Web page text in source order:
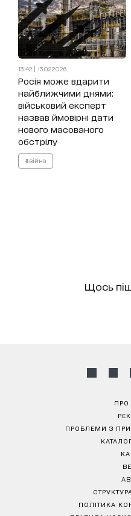
13:42 | 13.02.2026
Росія може вдарити
найближчими днями:
військовий експерт
назвав ймовірні дати
нового масованого
обстрілу
#війна
Щось
ПРО
ПРОБЛЕМИ З
ПОЛІТИКА